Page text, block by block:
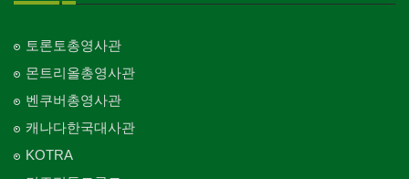
토론토총영사관
몬트리올총영사관
벤쿠버총영사관
캐나다한국대사관
KOTRA